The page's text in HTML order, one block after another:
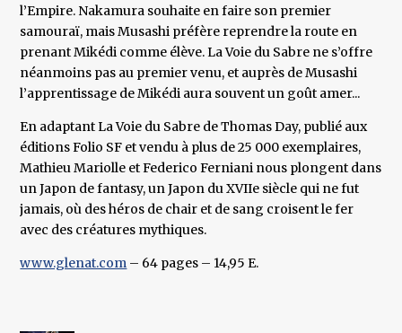
l’Empire. Nakamura souhaite en faire son premier
samouraï, mais Musashi préfère reprendre la route en
prenant Mikédi comme élève. La Voie du Sabre ne s’offre
néanmoins pas au premier venu, et auprès de Musashi
l’apprentissage de Mikédi aura souvent un goût amer...
En adaptant La Voie du Sabre de Thomas Day, publié aux
éditions Folio SF et vendu à plus de 25 000 exemplaires,
Mathieu Mariolle et Federico Ferniani nous plongent dans
un Japon de fantasy, un Japon du XVIIe siècle qui ne fut
jamais, où des héros de chair et de sang croisent le fer
avec des créatures mythiques.
www.glenat.com – 64 pages – 14,95 E.